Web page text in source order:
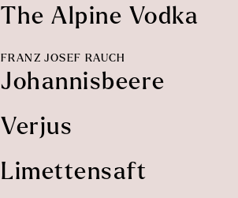
The Alpine Vodka
FRANZ JOSEF RAUCH
Johannisbeere
Verjus
Limettensaft